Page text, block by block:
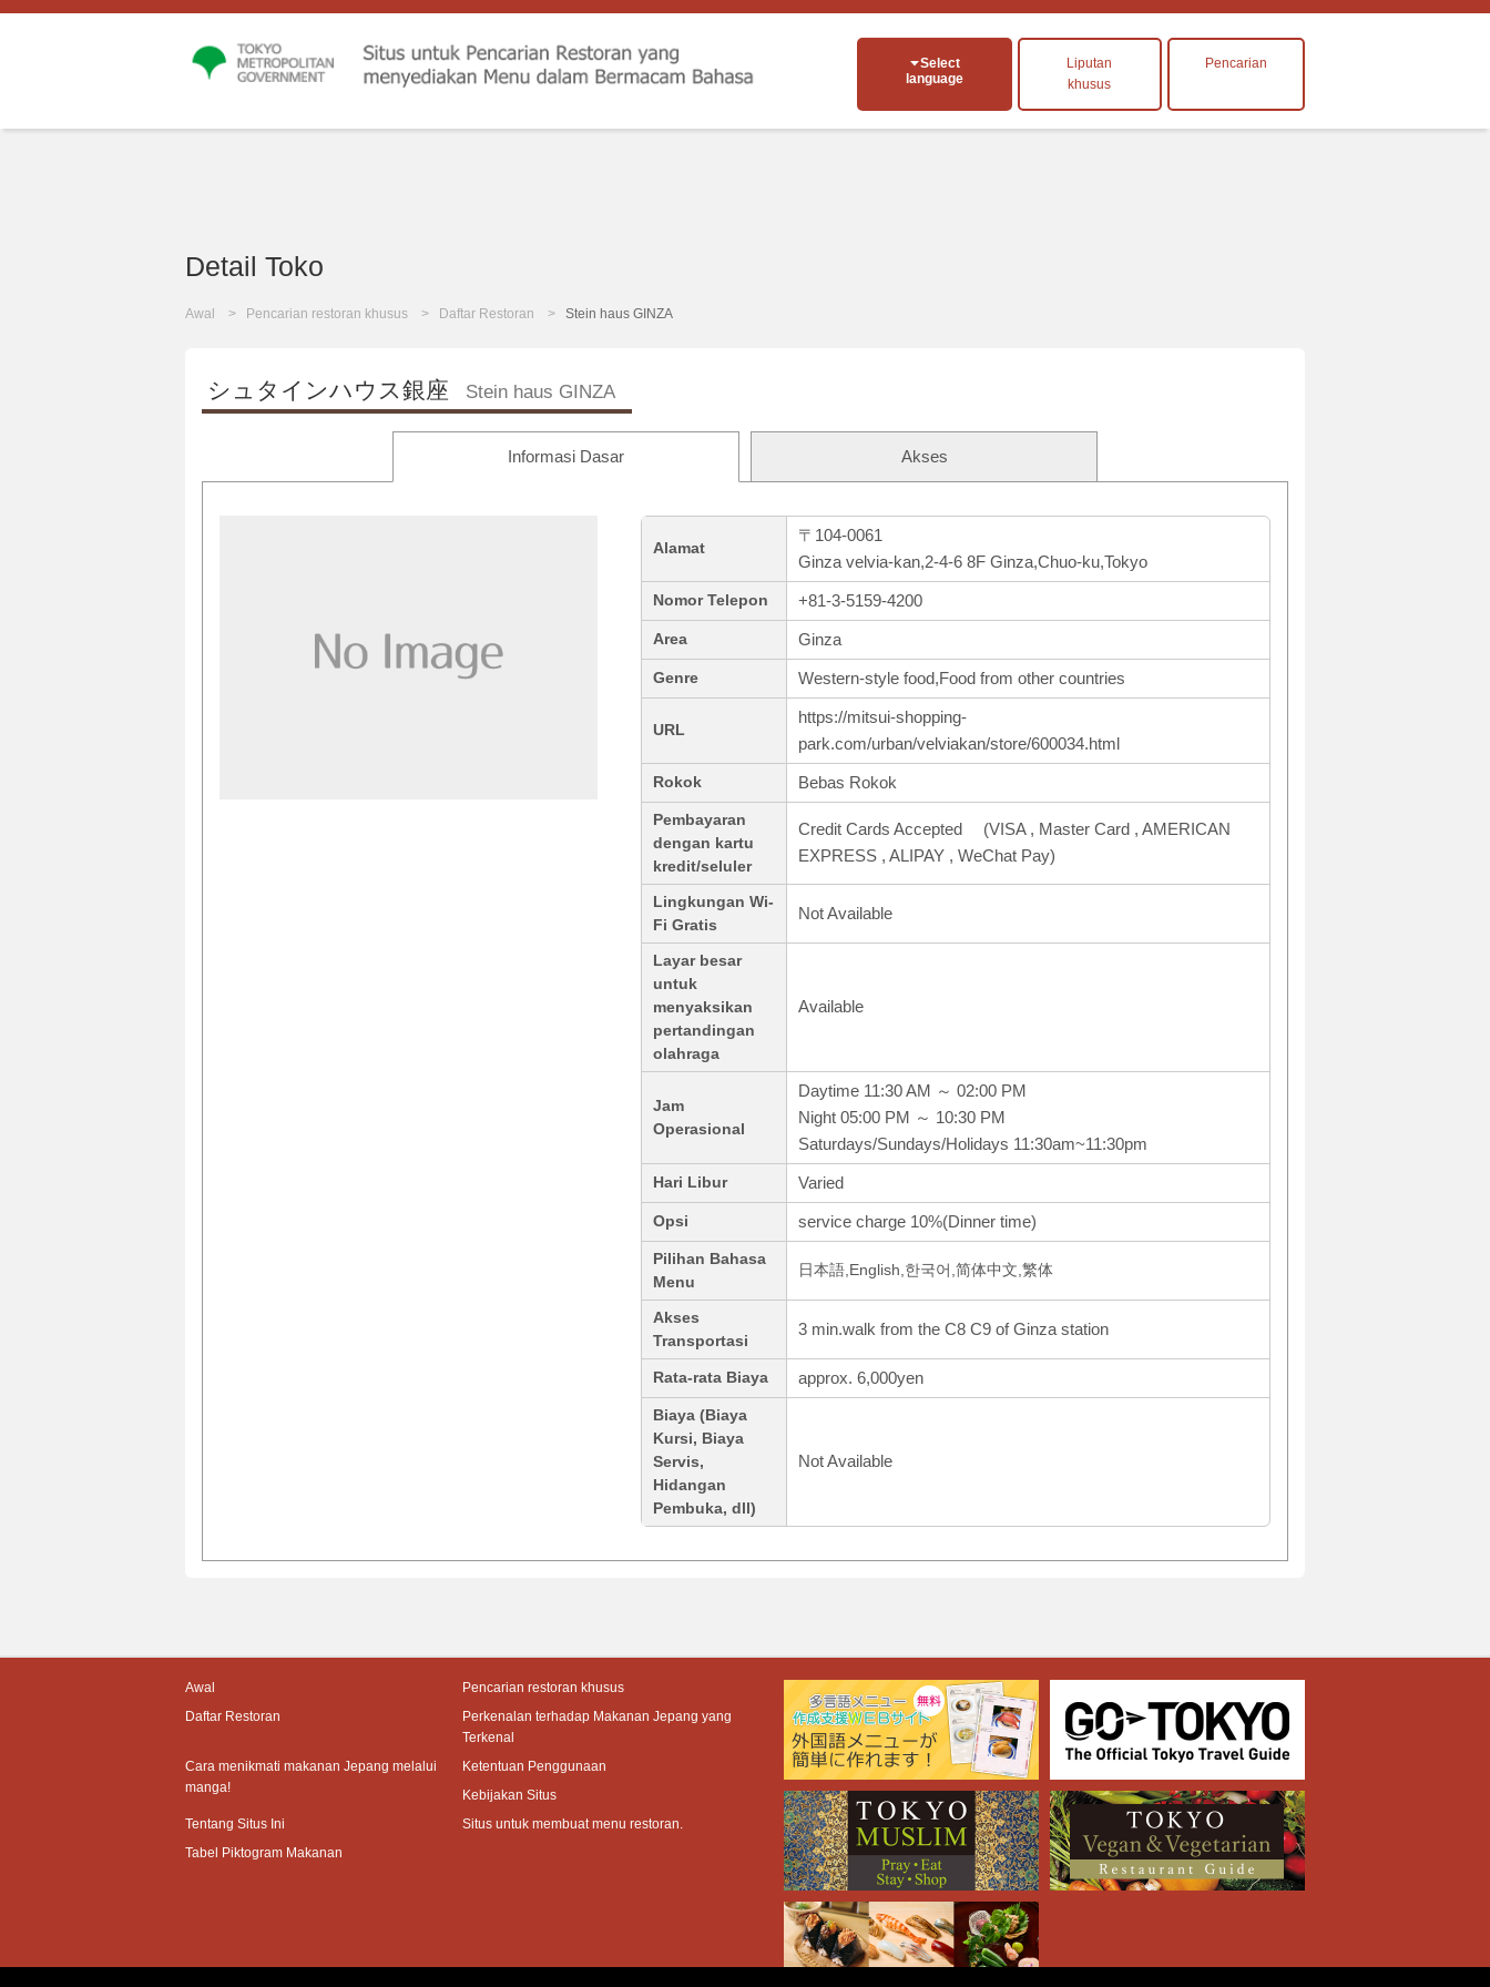
Select
language
Liputan
khusus
Pencarian
Detail Toko
Awal Pencarian restoran khusus Daftar Restoran Stein haus GINZA
シュタインハウス銀座 Stein haus GINZA
Informasi Dasar Akses
Alamat
〒104-0061
Ginza velvia-kan,2-4-6 8F Ginza,Chuo-ku,Tokyo
Nomor Telepon +81-3-5159-4200
Area Ginza
Genre Western-style food,Food from other countries
URL
https://mitsui-shopping-
park.com/urban/velviakan/store/600034.html
Rokok Bebas Rokok
Pembayaran
dengan kartu
kredit/seluler
Credit Cards Accepted (VISA , Master Card , AMERICAN
EXPRESS , ALIPAY , WeChat Pay)
Lingkungan Wi-
Fi Gratis
Not Available
Layar besar
untuk
menyaksikan
pertandingan
olahraga
Available
Jam
Operasional
Daytime 11:30 AM ～ 02:00 PM
Night 05:00 PM ～ 10:30 PM
Saturdays/Sundays/Holidays 11:30am~11:30pm
Hari Libur Varied
Opsi service charge 10%(Dinner time)
Pilihan Bahasa
Menu
日本語,English,한국어,简体中文,繁体
Akses
Transportasi
3 min.walk from the C8 C9 of Ginza station
Rata-rata Biaya approx. 6,000yen
Biaya (Biaya
Kursi, Biaya
Servis,
Hidangan
Pembuka, dll)
Not Available
Awal
Pencarian restoran khusus
Daftar Restoran
Perkenalan terhadap Makanan Jepang yang
Terkenal
Cara menikmati makanan Jepang melalui
manga!
Ketentuan Penggunaan
Kebijakan Situs
Tentang Situs Ini
Situs untuk membuat menu restoran.
Tabel Piktogram Makanan